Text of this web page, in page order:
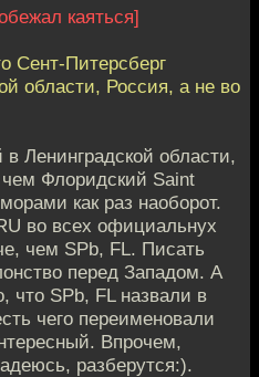
каяться]
Сент-Питерсберг
области, Россия, а не во
Ленинградской области,
чем Флоридский Saint
как раз наоборот.
во всех официальнух
чем SPb, FL. Писать
перед Западом. А
что SPb, FL назвали в
чего переименовали
Впрочем,
разберутся:).